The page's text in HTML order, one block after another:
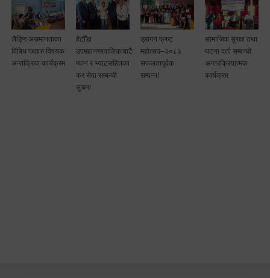
लैङ्गि असमानताका
विबिध पक्षहरु विषयक
अन्तक्रिया कार्यक्रम
हेटौँडा
उपमहानगरपालिकाबाटै
प्यान र भ्याटसहितका
कर सेवा सम्बन्धी
सूचना
ड्रागन फ्रुट
महोत्सव–२०८३
सफलतापूर्वक
सम्पन्न!
सामाजिक सुरक्षा तथा
घटना दर्ता सम्बन्धी
अन्तरक्रियात्मक
कार्यक्रम